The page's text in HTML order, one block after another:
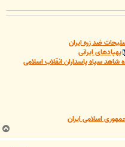
ضد زره ایران
پهپادهای ایرانی
شاهد سپاه پاسداران انقلاب اسلامی
اسلامی ایران
ب
ا